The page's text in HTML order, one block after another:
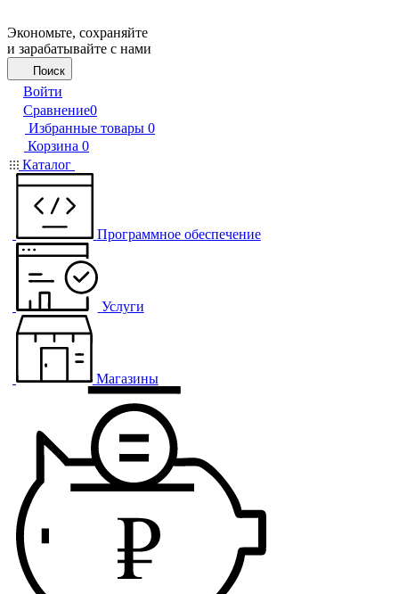
Экономьте, сохраняйте
и зарабатывайте с нами
Поиск
Войти
Сравнение0
Избранные товары 0
Корзина 0
Каталог
Программное обеспечение
Услуги
Магазины